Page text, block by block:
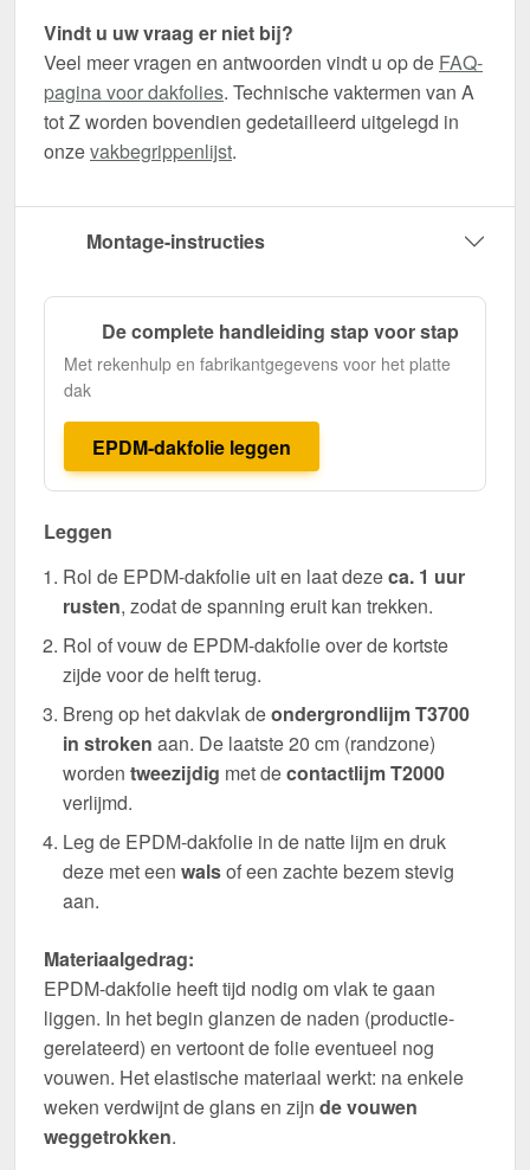
Vindt u uw vraag er niet bij?
Veel meer vragen en antwoorden vindt u op de FAQ-
pagina voor dakfolies. Technische vaktermen van A
tot Z worden bovendien gedetailleerd uitgelegd in
onzevakbegrippenlijst.
Montage-instructies
De complete handleiding stap voor stap
Met rekenhulp en fabrikantgegevens voor het platte
dak
EPDM-dakfolie leggen
Leggen
Rol de EPDM-dakfolie uit en laat dezeca. 1 uur
rusten, zodat de spanning eruit kan trekken.
Rol of vouw de EPDM-dakfolie over de kortste
zijde voor de helft terug.
Breng op het dakvlak deondergrondlijm T3700
in stroken aan. De laatste 20 cm (randzone)
worden tweezijdig met decontactlijm T2000
verlijmd.
Leg de EPDM-dakfolie in de natte lijm en druk
deze met een walsof een zachte bezem stevig
aan.
Materiaalgedrag:
EPDM-dakfolie heeft tijd nodig om vlak te gaan
liggen. In het begin glanzen de naden (productie-
gerelateerd) en vertoont de folie eventueel nog
vouwen. Het elastische materiaal werkt: na enkele
weken verdwijnt de glans en zijn de vouwen
weggetrokken.